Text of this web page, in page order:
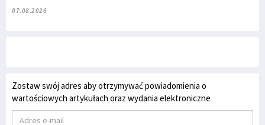
07.08.2026
Zostaw swój adres aby otrzymywać powiadomienia o
wartościowych artykułach oraz wydania elektroniczne